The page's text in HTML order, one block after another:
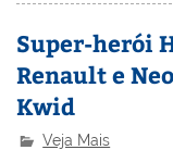
Super-herói
Renault e
Kwid
Veja Mais